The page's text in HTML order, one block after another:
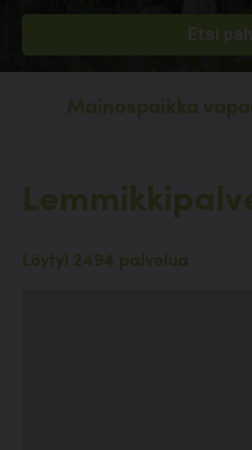
Mainospaikka
Löytyi 2494 palvelua